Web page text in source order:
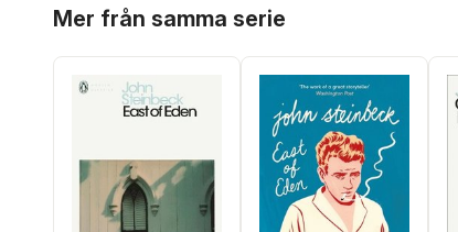
Mer från samma serie